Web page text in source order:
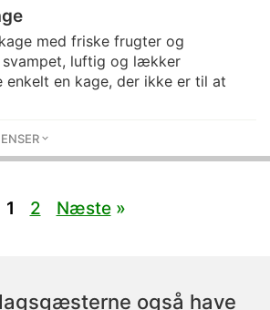
med friske frugter og
svampet, luftig og lækker
enkelt en kage, der ikke er til at
1 2 Næste»
også have